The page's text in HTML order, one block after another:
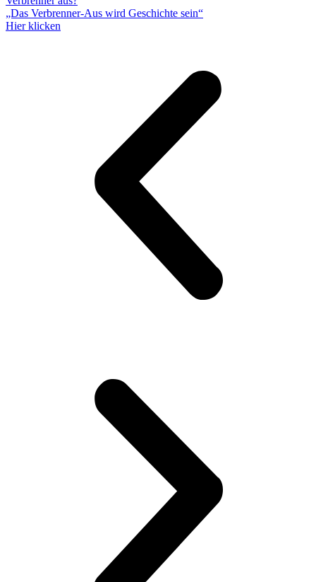
„Das Verbrenner-Aus wird Geschichte sein“
Hier klicken